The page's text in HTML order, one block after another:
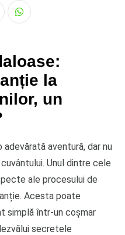
Whatsapp
la
un
adevărată aventură, dar nu
Unul dintre cele
ale procesului de
Acesta poate
simplă într-un coșmar
secretele